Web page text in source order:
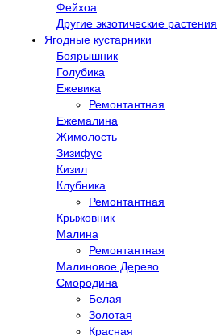
Фейхоа
Другие экзотические растения
Ягодные кустарники
Боярышник
Голубика
Ежевика
Ремонтантная
Ежемалина
Жимолость
Зизифус
Кизил
Клубника
Ремонтантная
Крыжовник
Малина
Ремонтантная
Малиновое Дерево
Смородина
Белая
Золотая
Красная